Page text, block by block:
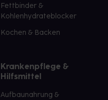
Fettbinder &
Kohlenhydrateblocker
Kochen & Backen
Krankenpflege &
Hilfsmittel
Aufbaunahrung &